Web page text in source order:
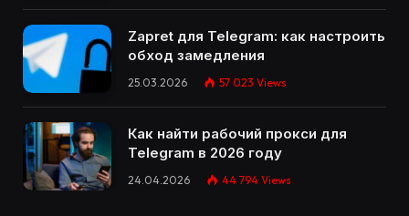
Zapret для Telegram: как настроить
обход замедления
25.03.2026 57 023 Views
Как найти рабочий прокси для
Telegram в 2026 году
24.04.2026 44 794 Views